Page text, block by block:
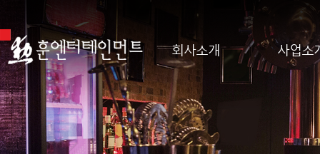
회사소개 사업소